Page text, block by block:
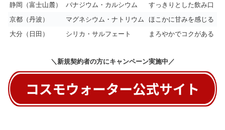
静岡（富士山麓）
バナジウム・カルシウム
すっきりとした飲み口
京都（丹波）
マグネシウム・ナトリウム
ほこかに甘みを感じる
大分（日田）
シリカ・サルフェート まろやかでコクがある
＼新規契約者の方にキャンペーン実施中／